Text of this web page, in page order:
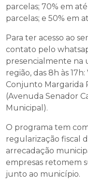
parcelas; 70% em
parcelas; e 50% em
Para ter acesso ao
contato pelo
presencialmente na
região, das 8h às
Conjunto Margarida
(Avenuda Senador
Municipal).
O programa tem
regularização fiscal
arrecadação
empresas retomem
junto ao município.